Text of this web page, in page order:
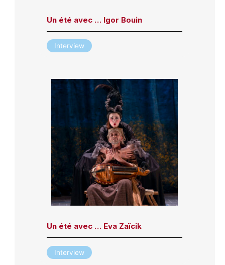
Un été avec … Igor Bouin
Interview
Un été avec … Eva Zaïcik
Interview